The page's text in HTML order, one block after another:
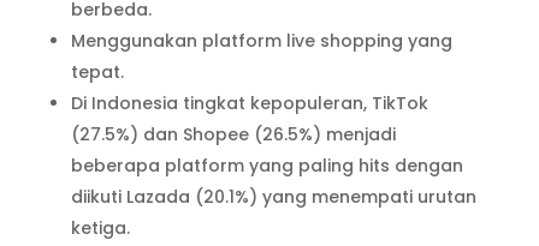
berbeda.
Menggunakan platform live shopping yang
tepat.
Di Indonesia tingkat kepopuleran, TikTok
(27.5%) dan Shopee (26.5%) menjadi
beberapa platform yang paling hits dengan
diikuti Lazada (20.1%) yang menempati urutan
ketiga.